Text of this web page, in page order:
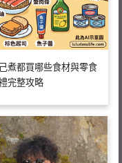
煮都買哪些食材與零食
完整攻略